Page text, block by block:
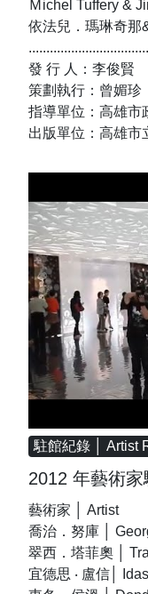
Ｍichel Tuffery &
依法兒．瑪琳奇那
發 行 人：李俊賢
策劃執行：曾媚珍
指導單位：高雄市
出版單位：高雄市
駐館紀錄 │ Artist
藝術家 │ Artist
喬治．努庫 │
翠西．塔菲奧 │
宜德思 ‧ 盧信│